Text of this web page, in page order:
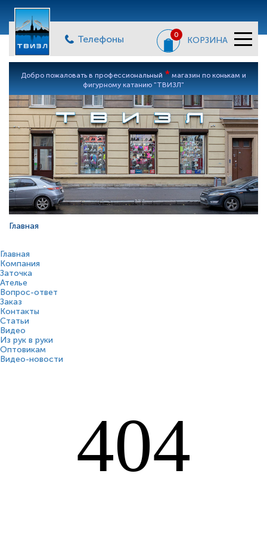
Телефоны 0
КОРЗИНА
Добро пожаловать в профессиональный * магазин по конькам и
фигурному катанию "ТВИЗЛ"
Главная
Главная
Компания
Заточка
Ателье
Вопрос-ответ
Заказ
Контакты
Статьи
Видео
Из рук в руки
Оптовикам
Видео-новости
404